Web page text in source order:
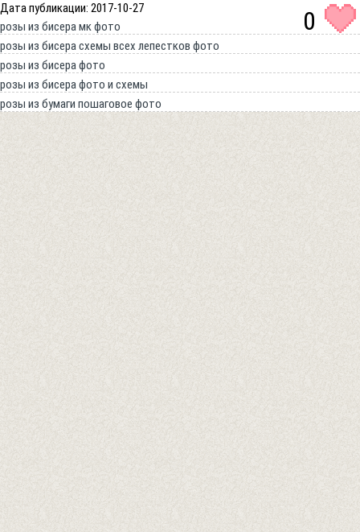
Дата публикации: 2017-10-27 0
розы из бисера мк фото
розы из бисера схемы всех лепестков фото
розы из бисера фото
розы из бисера фото и схемы
розы из бумаги пошаговое фото